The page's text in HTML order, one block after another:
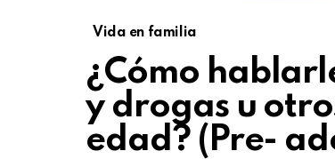
Vida en familia
¿Cómo
y drogas u
edad? (Pre-